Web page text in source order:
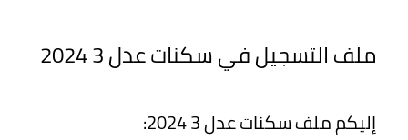
ملف التسجيل في سكنات عدل 3 2024
إليكم ملف سكنات عدل 3 2024: